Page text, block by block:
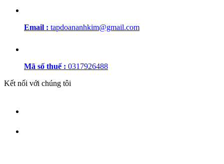
Email : tapdoananhkim@gmail.com
Mã số thuế : 0317926488
Kết nối với chúng tôi